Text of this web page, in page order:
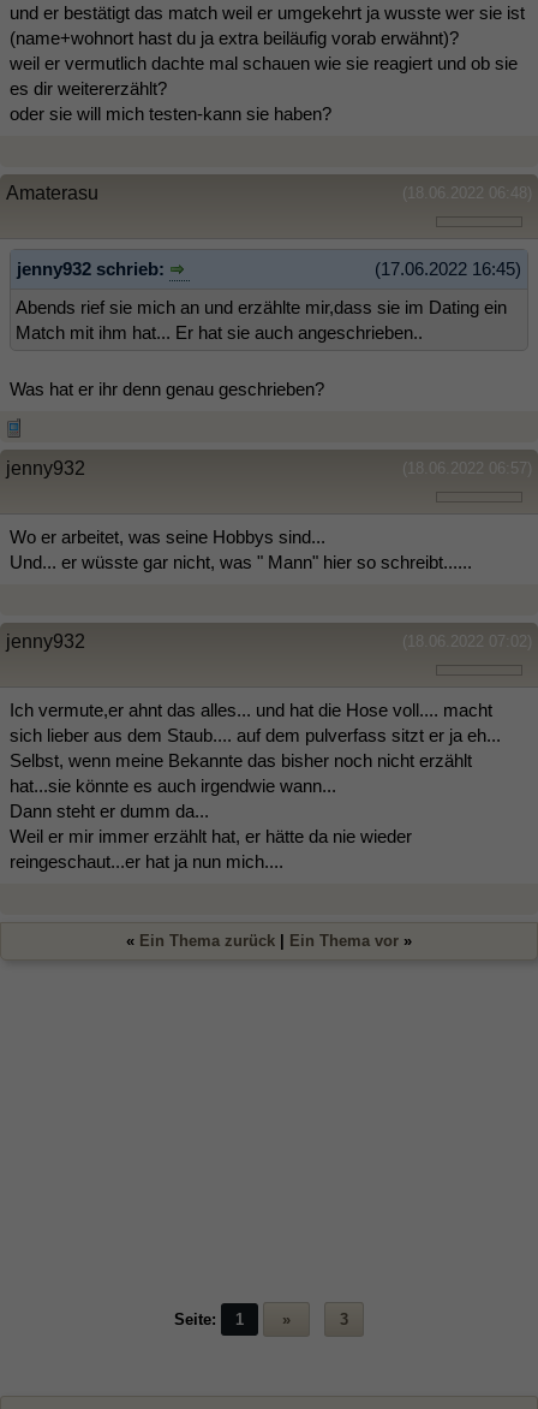
und er bestätigt das match weil er umgekehrt ja wusste wer sie ist
(name+wohnort hast du ja extra beiläufig vorab erwähnt)?
weil er vermutlich dachte mal schauen wie sie reagiert und ob sie
es dir weitererzählt?
oder sie will mich testen-kann sie haben?
(18.06.2022 06:48)
Amaterasu
(17.06.2022 16:45)
jenny932 schrieb:
Abends rief sie mich an und erzählte mir,dass sie im Dating ein
Match mit ihm hat... Er hat sie auch angeschrieben..
Was hat er ihr denn genau geschrieben?
(18.06.2022 06:57)
jenny932
Wo er arbeitet, was seine Hobbys sind...
Und... er wüsste gar nicht, was " Mann" hier so schreibt......
(18.06.2022 07:02)
jenny932
Ich vermute,er ahnt das alles... und hat die Hose voll.... macht
sich lieber aus dem Staub.... auf dem pulverfass sitzt er ja eh...
Selbst, wenn meine Bekannte das bisher noch nicht erzählt
hat...sie könnte es auch irgendwie wann...
Dann steht er dumm da...
Weil er mir immer erzählt hat, er hätte da nie wieder
reingeschaut...er hat ja nun mich....
« Ein Thema zurück Ein Thema vor »
Seite: 1 » 3